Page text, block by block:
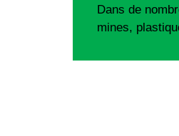
Dans de
mines,